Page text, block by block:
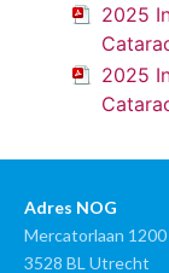
2025
2025
Adres NOG
Mercatorlaan 1200
3528 BL Utrecht